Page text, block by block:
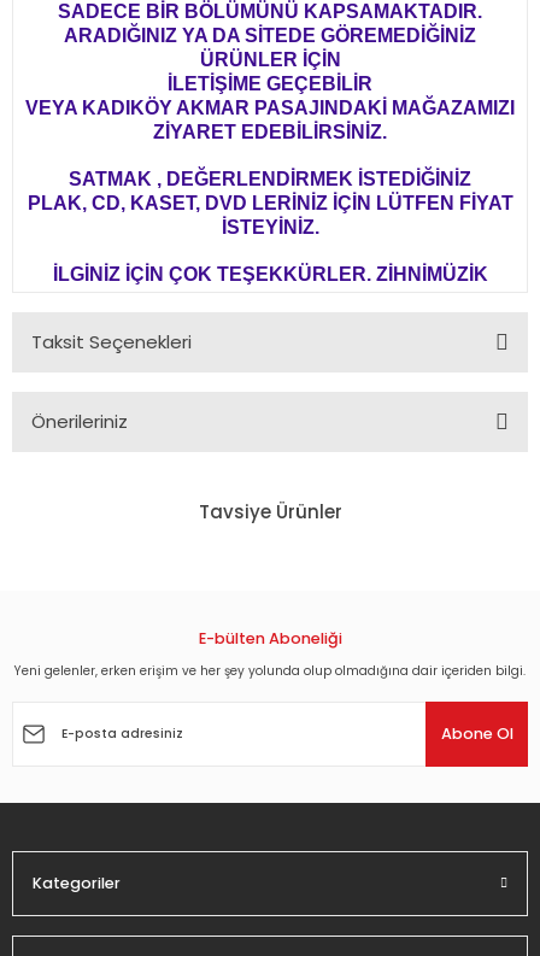
SADECE BİR BÖLÜMÜNÜ KAPSAMAKTADIR.
ARADIĞINIZ YA DA SİTEDE GÖREMEDİĞİNİZ
ÜRÜNLER İÇİN
İLETİŞİME GEÇEBİLİR
VEYA KADIKÖY AKMAR PASAJINDAKİ MAĞAZAMIZI
ZİYARET EDEBİLİRSİNİZ.
SATMAK , DEĞERLENDİRMEK İSTEDİĞİNİZ
PLAK, CD, KASET, DVD LERİNİZ İÇİN LÜTFEN FİYAT
İSTEYİNİZ.
İLGİNİZ İÇİN ÇOK TEŞEKKÜRLER. ZİHNİMÜZİK
Taksit Seçenekleri
Önerileriniz
kullanarak tarafımıza iletebilirsiniz.
Ürün açıklamasında eksik bilgiler bulunuyor.
Ürün bilgilerinde hatalar bulunuyor.
Bu ürüne benzer farklı alternatifler olmalı.
Tavsiye Ürünler
E-bülten Aboneliği
Yeni gelenler, erken erişim ve her şey yolunda olup olmadığına dair içeriden bilgi.
Abone Ol
Kategoriler